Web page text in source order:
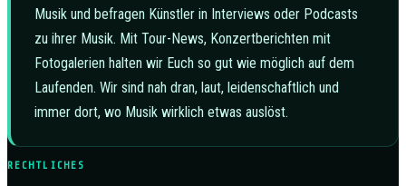
Musik und befragen Künstler in Interviews oder Podcasts
zu ihrer Musik. Mit Tour-News, Konzertberichten mit
Fotogalerien halten wir Euch so gut wie möglich auf dem
Laufenden. Wir sind nah dran, laut, leidenschaftlich und
immer dort, wo Musik wirklich etwas auslöst.
RECHTLICHES